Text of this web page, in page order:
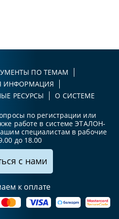
ПО ТЕМАМ
ИНФОРМАЦИЯ
РЕСУРСЫ
О СИСТЕМЕ
по регистрации или
работе в системе ЭТАЛОН-
специалистам в рабочие
до 18.00
с нами
к оплате